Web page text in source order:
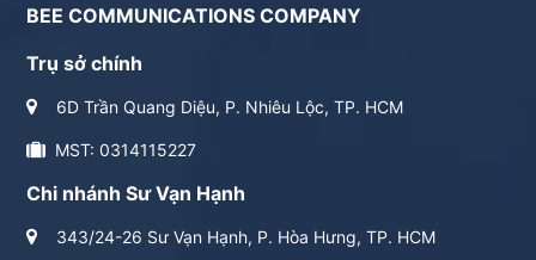
BEE COMMUNICATIONS COMPANY
Trụ sở chính
6D Trần Quang Diệu, P. Nhiêu Lộc, TP. HCM
MST: 0314115227
Chi nhánh Sư Vạn Hạnh
343/24-26 Sư Vạn Hạnh, P. Hòa Hưng, TP. HCM